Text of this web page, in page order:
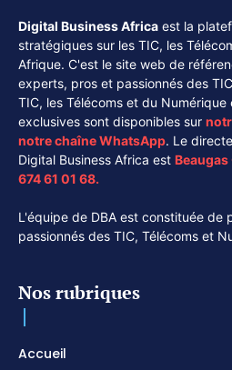
Digital Business Africa est la
stratégiques sur les TIC, les
Afrique. C'est le site web de
experts, pros et passionnés des
TIC, les Télécoms et du
exclusives sont disponibles sur
notre chaîneWhatsApp. Le
Digital Business Africa est Beaugas
674 61 01 68.
L'équipe de DBA est constituée de
passionnés des TIC, Télécoms et
Nos rubriques
Accueil